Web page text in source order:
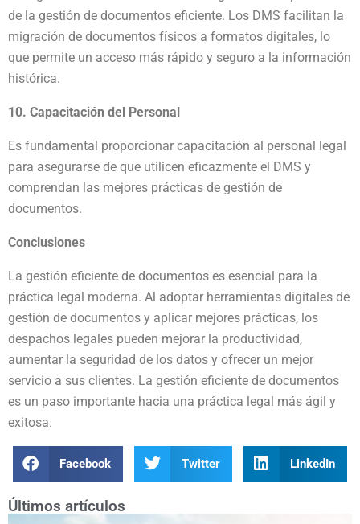
de la gestión de documentos eficiente. Los DMS facilitan la
migración de documentos físicos a formatos digitales, lo
que permite un acceso más rápido y seguro a la información
histórica.
10. Capacitación del Personal
Es fundamental proporcionar capacitación al personal legal
para asegurarse de que utilicen eficazmente el DMS y
comprendan las mejores prácticas de gestión de
documentos.
Conclusiones
La gestión eficiente de documentos es esencial para la
práctica legal moderna. Al adoptar herramientas digitales de
gestión de documentos y aplicar mejores prácticas, los
despachos legales pueden mejorar la productividad,
aumentar la seguridad de los datos y ofrecer un mejor
servicio a sus clientes. La gestión eficiente de documentos
es un paso importante hacia una práctica legal más ágil y
exitosa.
Facebook Twitter LinkedIn
Últimos artículos